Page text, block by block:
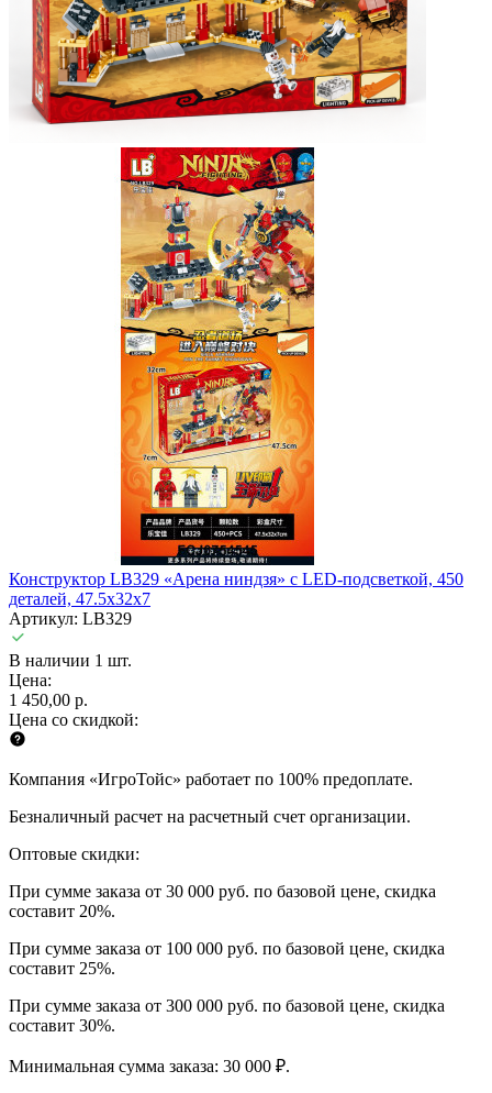
Конструктор LB329 «Арена ниндзя» с LED-подсветкой, 450
деталей, 47.5х32х7
Артикул: LB329
В наличии 1 шт.
Цена:
1 450,00 р.
Цена со скидкой:
Компания «ИгроТойс» работает по 100% предоплате.
Безналичный расчет на расчетный счет организации.
Оптовые скидки:
При сумме заказа от 30 000 руб. по базовой цене, скидка
составит 20%.
При сумме заказа от 100 000 руб. по базовой цене, скидка
составит 25%.
При сумме заказа от 300 000 руб. по базовой цене, скидка
составит 30%.
Минимальная сумма заказа: 30 000 ₽.